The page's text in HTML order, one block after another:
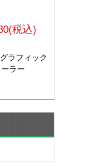
税込)
ラフィック
ラー